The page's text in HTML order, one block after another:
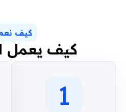
كيف
كيف يعمل
1